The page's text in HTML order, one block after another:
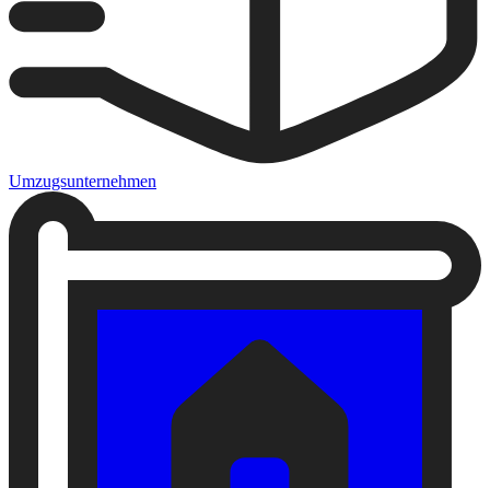
Umzugsunternehmen